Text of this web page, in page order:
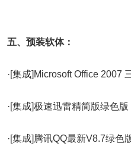
五、预装软体：
·[集成]Microsoft Office 2007
·[集成]极速迅雷精简版绿色版
·[集成]腾讯QQ最新V8.7绿色